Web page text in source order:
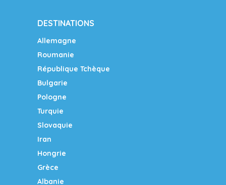
DESTINATIONS
Allemagne
Roumanie
République Tchèque
Bulgarie
Pologne
Turquie
Slovaquie
Iran
Hongrie
Grèce
Albanie